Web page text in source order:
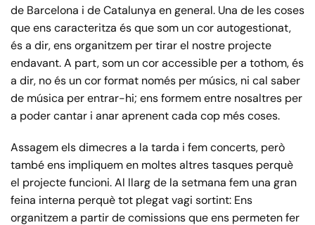
de Barcelona i de Catalunya en general. Una de les coses
que ens caracteritza és que som un cor autogestionat,
és a dir, ens organitzem per tirar el nostre projecte
endavant. A part, som un cor accessible per a tothom, és
a dir, no és un cor format només per músics, ni cal saber
de música per entrar-hi; ens formem entre nosaltres per
a poder cantar i anar aprenent cada cop més coses.
Assagem els dimecres a la tarda i fem concerts, però
també ens impliquem en moltes altres tasques perquè
el projecte funcioni. Al llarg de la setmana fem una gran
feina interna perquè tot plegat vagi sortint: Ens
organitzem a partir de comissions que ens permeten fer